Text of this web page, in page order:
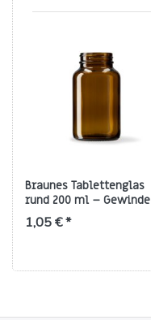
Braunes Tablettenglas
rund 200 ml – Gewinde
45/400
1,05 € *